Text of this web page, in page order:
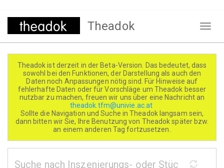
Direkt
Theadok
Theadok ist derzeit in der Beta-Version. Das bedeutet, dass
sowohl bei den Funktionen, der Darstellung als auch den
Daten noch Anpassungen nötig sind. Für Hinweise auf
fehlerhafte Daten oder für Vorschläge um Theadok besser
nutzbar zu machen, freuen wir uns über eine Nachricht an
theadok.tfm@univie.ac.at
Sollte die Navigation und Suche in Theadok langsam sein,
dann bitten wir Sie, Ihre Benutzung von Theadok später bzw.
an einem anderen Tag fortzusetzen.